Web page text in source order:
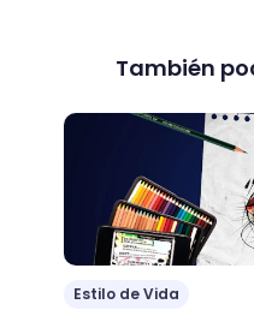
También
Estilo de Vida